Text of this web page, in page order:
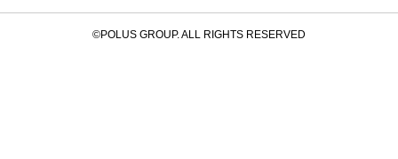
©POLUS GROUP. ALL RIGHTS RESERVED